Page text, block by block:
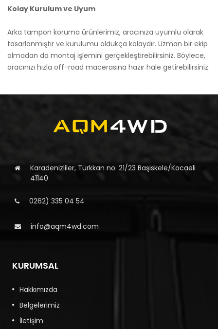
Kolay Kurulum ve Uyum
Arka tampon koruma ürünlerimiz, aracınıza uyumlu olarak
tasarlanmıştır ve kurulumu oldukça kolaydır. Uzman bir ekip
olmadan da montaj işlemini gerçekleştirebilirsiniz. Böylece,
aracınızı hızla off-road macerasına hazır hale getirebilirsiniz.
Karadenizliler, Türkkan no: 21/23 Başiskele/Kocaeli
41140
0262) 335 04 54
info@aqm4wd.com
KURUMSAL
Hakkımızda
Belgelerimiz
İletişim